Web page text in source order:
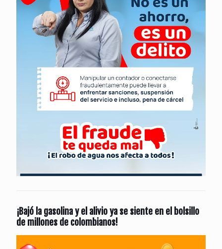
¡Bajó la gasolina y el alivio ya se siente en el bolsillo
de millones de colombianos!